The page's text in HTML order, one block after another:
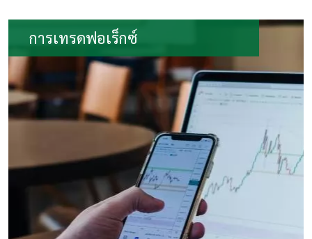
การเทรดฟอเร็กซ์